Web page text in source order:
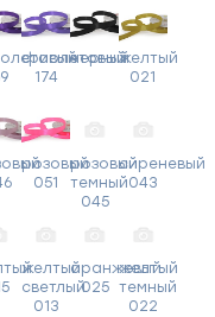
фиолетовый
174
черныйжелтый
021
розовый
051
розовый
темный
045
сиреневый
043
желтый
светлый
013
оранжевый
025
желтый
темный
022